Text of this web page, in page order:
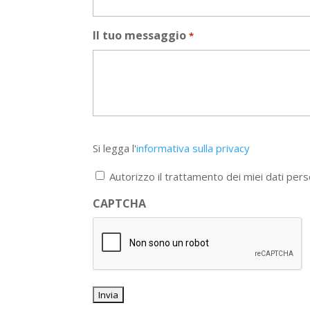
Il tuo messaggio *
legga
l'informativa
privacy
*
Si legga l'informativa sulla privacy
Autorizzo il trattamento dei miei dati
CAPTCHA